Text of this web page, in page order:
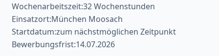
Wochenarbeitszeit:32 Wochenstunden
Einsatzort:München Moosach
Startdatum:zum nächstmöglichen Zeitpunkt
Bewerbungsfrist:14.07.2026